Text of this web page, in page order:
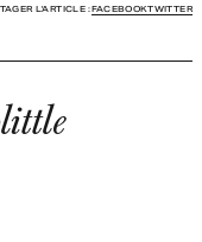
L'ARTICLE :FACEBOOKTWITTER